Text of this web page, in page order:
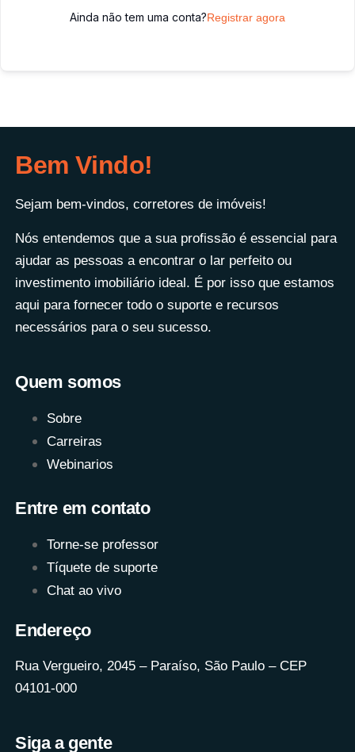
Ainda não tem uma conta?Registrar agora
Bem Vindo!
Sejam bem-vindos, corretores de imóveis!
Nós entendemos que a sua profissão é essencial para
ajudar as pessoas a encontrar o lar perfeito ou
investimento imobiliário ideal. É por isso que estamos
aqui para fornecer todo o suporte e recursos
necessários para o seu sucesso.
Quem somos
Sobre
Carreiras
Webinarios
Entre em contato
Torne-se professor
Tíquete de suporte
Chat ao vivo
Endereço
Rua Vergueiro, 2045 – Paraíso, São Paulo – CEP
04101-000
Siga a gente